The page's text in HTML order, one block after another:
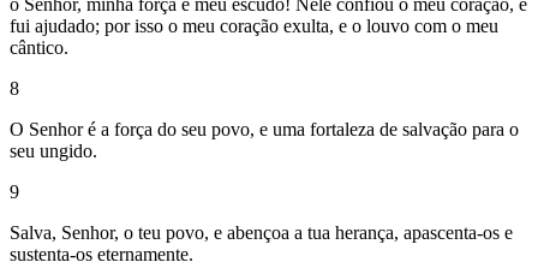
o Senhor, minha força e meu escudo! Nele confiou o meu coração, e
fui ajudado; por isso o meu coração exulta, e o louvo com o meu
cântico.
8
O Senhor é a força do seu povo, e uma fortaleza de salvação para o
seu ungido.
9
Salva, Senhor, o teu povo, e abençoa a tua herança, apascenta-os e
sustenta-os eternamente.